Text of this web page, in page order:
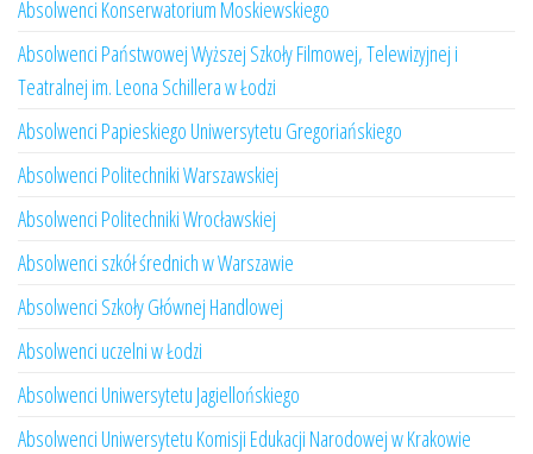
Absolwenci Konserwatorium Moskiewskiego
Absolwenci Państwowej Wyższej Szkoły Filmowej, Telewizyjnej i
Teatralnej im. Leona Schillera w Łodzi
Absolwenci Papieskiego Uniwersytetu Gregoriańskiego
Absolwenci Politechniki Warszawskiej
Absolwenci Politechniki Wrocławskiej
Absolwenci szkół średnich w Warszawie
Absolwenci Szkoły Głównej Handlowej
Absolwenci uczelni w Łodzi
Absolwenci Uniwersytetu Jagiellońskiego
Absolwenci Uniwersytetu Komisji Edukacji Narodowej w Krakowie